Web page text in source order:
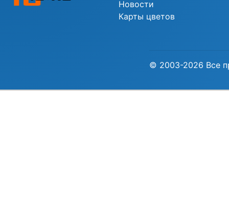
Новости
Карты цветов
© 2003-2026 Все